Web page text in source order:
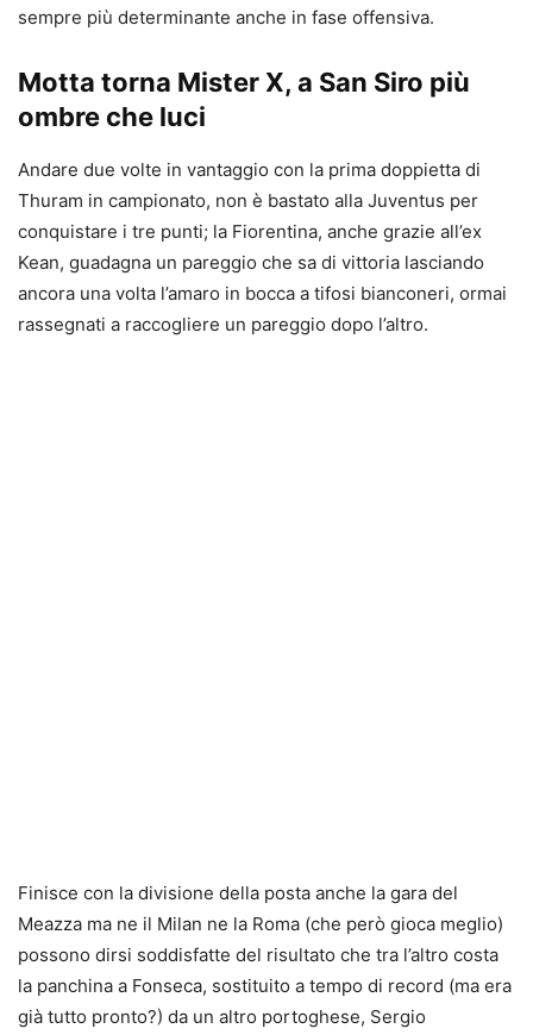
sempre più determinante anche in fase offensiva.
Motta torna Mister X, a San Siro più
ombre che luci
Andare due volte in vantaggio con la prima doppietta di
Thuram in campionato, non è bastato alla Juventus per
conquistare i tre punti; la Fiorentina, anche grazie all’ex
Kean, guadagna un pareggio che sa di vittoria lasciando
ancora una volta l’amaro in bocca a tifosi bianconeri, ormai
rassegnati a raccogliere un pareggio dopo l’altro.
Finisce con la divisione della posta anche la gara del
Meazza ma ne il Milan ne la Roma (che però gioca meglio)
possono dirsi soddisfatte del risultato che tra l’altro costa
la panchina a Fonseca, sostituito a tempo di record (ma era
già tutto pronto?) da un altro portoghese, Sergio